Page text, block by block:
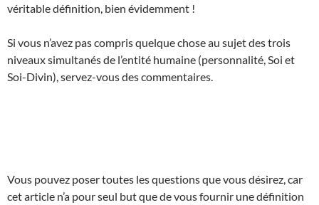
véritable définition, bien évidemment !
Si vous n’avez pas compris quelque chose au sujet des trois
niveaux simultanés de l’entité humaine (personnalité, Soi et
Soi-Divin), servez-vous des commentaires.
Vous pouvez poser toutes les questions que vous désirez, car
cet article n’a pour seul but que de vous fournir une définition